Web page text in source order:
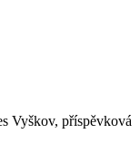
Vyškov, příspěvková